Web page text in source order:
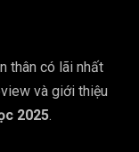
thân có lãi nhất
và giới thiệu
2025.